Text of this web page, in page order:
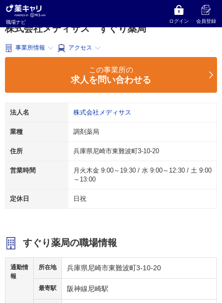
職場ナビ ログイン 会員登録
薬キャリ 職場ナビ
株式会社メディサス
すぐり薬局
株式会社メディサス すぐり薬局
事業所情報 アクセス
この事業所の
求人を問い合わせる
法人名 株式会社メディサス
業種 調剤薬局
住所 兵庫県尼崎市東難波町3-10-20
営業時間
月火木金 9:00～19:30 / 水 9:00～12:30 / 土 9:00
～13:00
定休日 日祝
すぐり薬局の職場情報
通勤情
報
所在地 兵庫県尼崎市東難波町3-10-20
最寄駅 阪神線尼崎駅